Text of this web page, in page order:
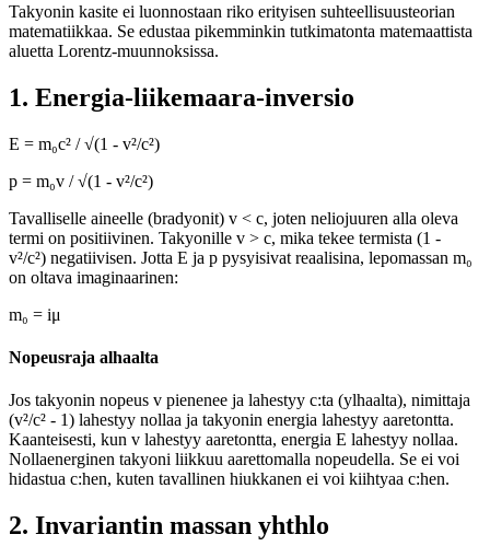
Takyonin kasite ei luonnostaan riko erityisen suhteellisuusteorian
matematiikkaa. Se edustaa pikemminkin tutkimatonta matemaattista
aluetta Lorentz-muunnoksissa.
1. Energia-liikemaara-inversio
E = m₀c² / √(1 - v²/c²)
p = m₀v / √(1 - v²/c²)
Tavalliselle aineelle (bradyonit) v < c, joten neliojuuren alla oleva
termi on positiivinen. Takyonille v > c, mika tekee termista (1 -
v²/c²) negatiivisen. Jotta E ja p pysyisivat reaalisina, lepomassan m₀
on oltava imaginaarinen:
m₀ = iμ
Nopeusraja alhaalta
Jos takyonin nopeus v pienenee ja lahestyy c:ta (ylhaalta), nimittaja
(v²/c² - 1) lahestyy nollaa ja takyonin energia lahestyy aaretontta.
Kaanteisesti, kun v lahestyy aaretontta, energia E lahestyy nollaa.
Nollaenerginen takyoni liikkuu aarettomalla nopeudella. Se ei voi
hidastua c:hen, kuten tavallinen hiukkanen ei voi kiihtyaa c:hen.
2. Invariantin massan yhthlo